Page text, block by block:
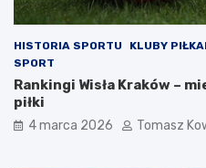
HISTORIA SPORTU KLUBY
SPORT
Rankingi Wisła Kraków –
piłki
4 marca 2026 Tomasz